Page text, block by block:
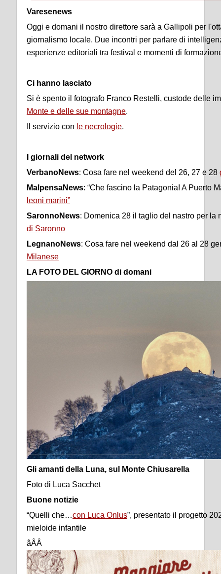
Varesenews
Oggi e domani il nostro direttore sarà a Gallipoli per
giornalismo locale. Due incontri per parlare di
esperienze editoriali tra festival e momenti di
Ci hanno lasciato
Si è spento il fotografo Franco Restelli, custode delle
Monte e delle sue montagne.
Il servizio con le necrologie.
I giornali del network
VerbanoNews: Cosa fare nel weekend del 26, 27 e 28
MalpensaNews: “Che fascino la Patagonia! A Puerto
leoni marini”
SaronnoNews: Domenica 28 il taglio del nastro per la
di Saronno
LegnanoNews: Cosa fare nel weekend dal 26 al 28
Milanese
LA FOTO DEL GIORNO di domani
Gli amanti della Luna, sul Monte Chiusarella
Foto di Luca Sacchet
Buone notizie
“Quelli che…con Luca Onlus”, presentato il progetto
mieloide infantile
âÂÂ